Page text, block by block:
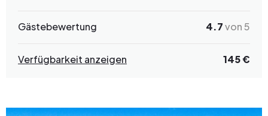
Gästebewertung 4.7von 5
Verfügbarkeit anzeigen 145 €